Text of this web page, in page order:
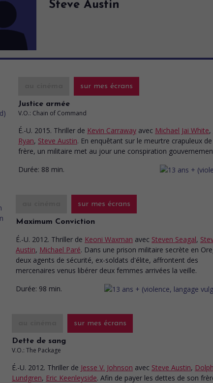
Steve Austin
sur mes écrans
Justice armée
V.O.: Chain of Command
É.-U. 2015. Thriller de Kevin Carraway avec Michael Jai White,
Ryan, Steve Austin. En enquêtant sur le meurtre crapuleux
frère, un militaire met au jour une conspiration
Durée: 88 min.
sur mes écrans
Maximum Conviction
É.-U. 2012. Thriller de Keoni Waxman avec Steven Seagal,
Austin, Michael Paré. Dans une prison militaire secrète en
deux agents de sécurité, ex-soldats d'élite, affrontent des
mercenaires venus libérer deux femmes arrivées la veille.
Durée: 98 min.
sur mes écrans
Dette de sang
V.O.: The Package
É.-U. 2012. Thriller de Jesse V. Johnson avec Steve Austin, Dolph
Lundgren, Eric Keenleyside. Afin de payer les dettes de son